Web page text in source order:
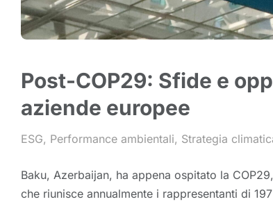
Post-COP29: Sfide e
aziende europee
ESG, Performance ambientali, Strategia
Baku, Azerbaijan, ha appena ospitato la
che riunisce annualmente i rappresentanti di